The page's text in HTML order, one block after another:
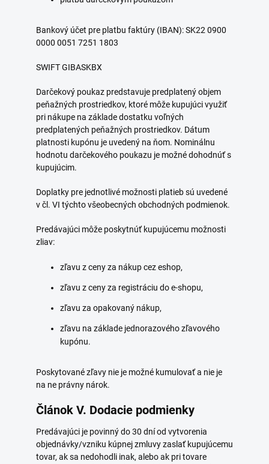
Bankový účet pre platbu faktúry (IBAN): SK22 0900
0000 0051 7251 1803
SWIFT GIBASKBX
Darčekový poukaz predstavuje predplatený objem
peňažných prostriedkov, ktoré môže kupujúci využiť
pri nákupe na základe dostatku voľných
predplatených peňažných prostriedkov. Dátum
platnosti kupónu je uvedený na ňom. Nominálnu
hodnotu darčekového poukazu je možné dohodnúť s
kupujúcim.
Doplatky pre jednotlivé možnosti platieb sú uvedené
v čl. VI týchto všeobecných obchodných podmienok.
Predávajúci môže poskytnúť kupujúcemu možnosti
zliav:
zľavu z ceny za nákup cez eshop,
zľavu z ceny za registráciu do e-shopu,
zľavu za opakovaný nákup,
zľavu na základe jednorazového zľavového
kupónu.
Poskytované zľavy nie je možné kumulovať a nie je
na ne právny nárok.
Článok V. Dodacie podmienky
Predávajúci je povinný do 30 dní od vytvorenia
objednávky/vzniku kúpnej zmluvy zaslať kupujúcemu
tovar, ak sa nedohodli inak, alebo ak pri tovare